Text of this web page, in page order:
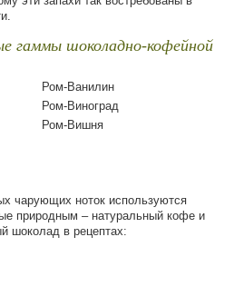
группа
и ромовая группа
группа
продукции
гаммы шоколадно-кофейной
Ром-Ванилин
Ром-Виноград
Ром-Вишня
чарующих ноток используются
природным – натуральный кофе и
шоколад в рецептах: